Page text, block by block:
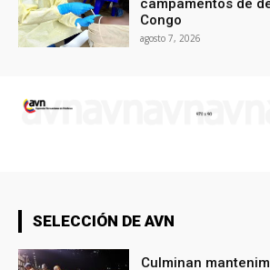
campamentos de
Congo
agosto 7, 2026
SELECCIÓN DE AVN
Culminan